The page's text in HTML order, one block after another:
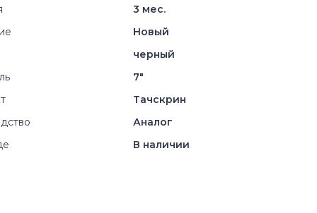
3 мес.
Новый
черный
7"
Тачскрин
Аналог
В наличии